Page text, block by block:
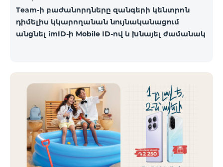
Team-ի բաժանորդները զանգերի կենտրոն
դիմելիս կկարողանան նույնականացում
անցնել imID-ի Mobile ID-ով և խնայել ժամանակ